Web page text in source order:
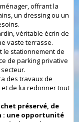
offrant la
un dressing ou un
véritable écrin de
vaste terrasse.
le stationnement de
de parking privative
des travaux de
de lui redonner tout
préservé, de
: une opportunité